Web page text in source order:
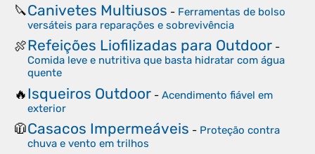
🔪Canivetes Multiusos - Ferramentas de bolso
versáteis para reparações e sobrevivência
🍖Refeições Liofilizadas para Outdoor -
Comida leve e nutritiva que basta hidratar com água
quente
🔥Isqueiros Outdoor - Acendimento fiável em
exterior
🧥Casacos Impermeáveis - Proteção contra
chuva e vento em trilhos